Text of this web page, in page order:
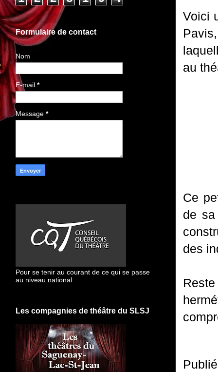
Voici
au
Ce
de
des
Formulaire de contact
Nom
E-mail *
Message *
Pour se tenir au courant de ce qui se passe
au niveau national.
Les compagnies de théâtre du SLSJ